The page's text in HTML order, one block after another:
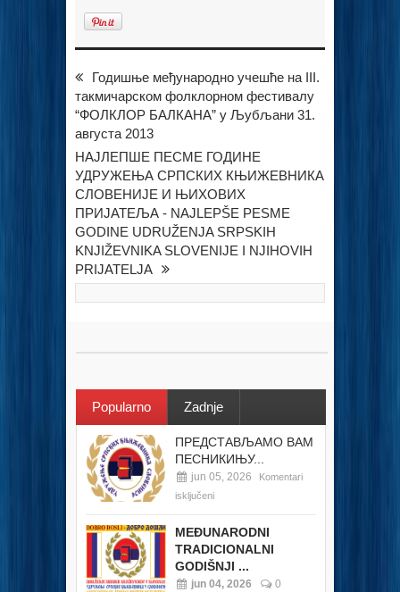
Годишњe међународно учешће на III.
такмичарском фолклорном фестивалу
“ФОЛКЛОР БАЛКАНА” у Љубљани 31.
августа 2013
НАЈЛЕПШЕ ПЕСМЕ ГОДИНЕ
УДРУЖЕЊА СРПСКИХ КЊИЖЕВНИКА
СЛОВЕНИЈЕ И ЊИХОВИХ
ПРИЈАТЕЉА - NAJLEPŠE PESME
GODINE UDRUŽENJA SRPSKIH
KNJIŽEVNIKA SLOVENIJE I NJIHOVIH
PRIJATELJA
Popularno Zadnje
ПРЕДСТАВЉАМО ВАМ
ПЕСНИКИЊУ...
jun 05, 2026
Komentari
isključeni
MEĐUNARODNI
TRADICIONALNI
GODIŠNJI ...
jun 04, 2026 0